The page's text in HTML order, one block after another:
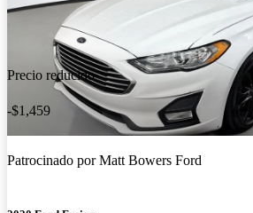
Precio reducido
-$1,459
Patrocinado porMatt Bowers Ford